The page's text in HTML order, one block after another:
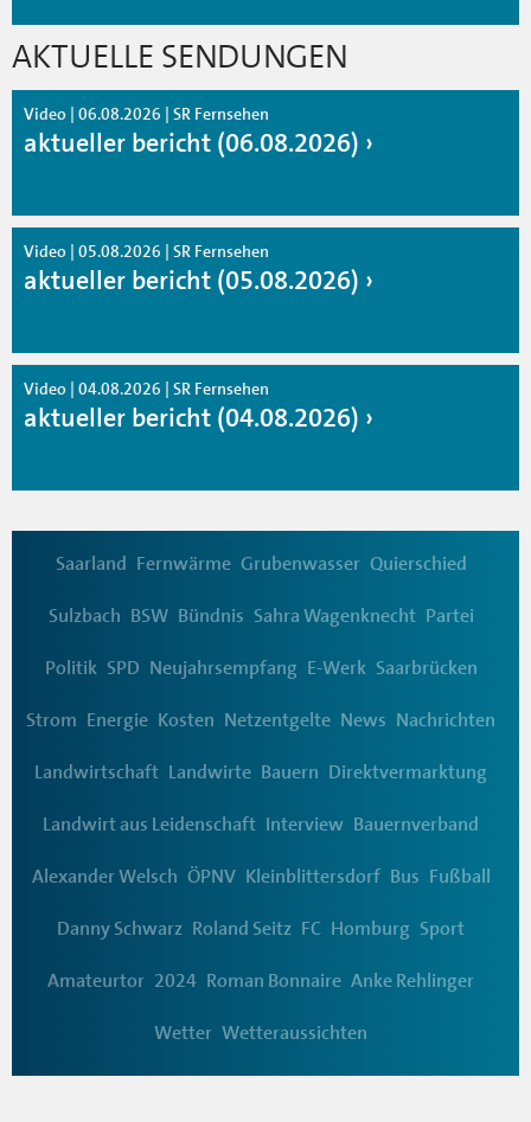
AKTUELLE SENDUNGEN
Video | 06.08.2026 | SR Fernsehen
aktueller bericht (06.08.2026)
Video | 05.08.2026 | SR Fernsehen
aktueller bericht (05.08.2026)
Video | 04.08.2026 | SR Fernsehen
aktueller bericht (04.08.2026)
Saarland Fernwärme Grubenwasser Quierschied
Sulzbach BSW Bündnis Sahra Wagenknecht Partei
Politik SPD Neujahrsempfang E-Werk Saarbrücken
Strom Energie Kosten Netzentgelte News Nachrichten
Landwirtschaft Landwirte Bauern Direktvermarktung
Landwirt aus Leidenschaft Interview Bauernverband
Alexander Welsch ÖPNV Kleinblittersdorf Bus Fußball
Danny Schwarz Roland Seitz FC Homburg Sport
Amateurtor 2024 Roman Bonnaire Anke Rehlinger
Wetter Wetteraussichten